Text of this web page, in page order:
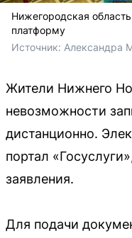
Нижегородская
платформу
Источник: Александра
Жители Нижнего
невозможности
дистанционно.
портал
заявления.
Для подачи